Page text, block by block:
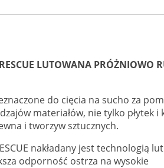
LUTOWANA PRÓŻNIOWO
do cięcia na sucho za
materiałów, nie tylko płytek i
i tworzyw sztucznych.
nakładany jest technologią
odporność ostrza na wysokie